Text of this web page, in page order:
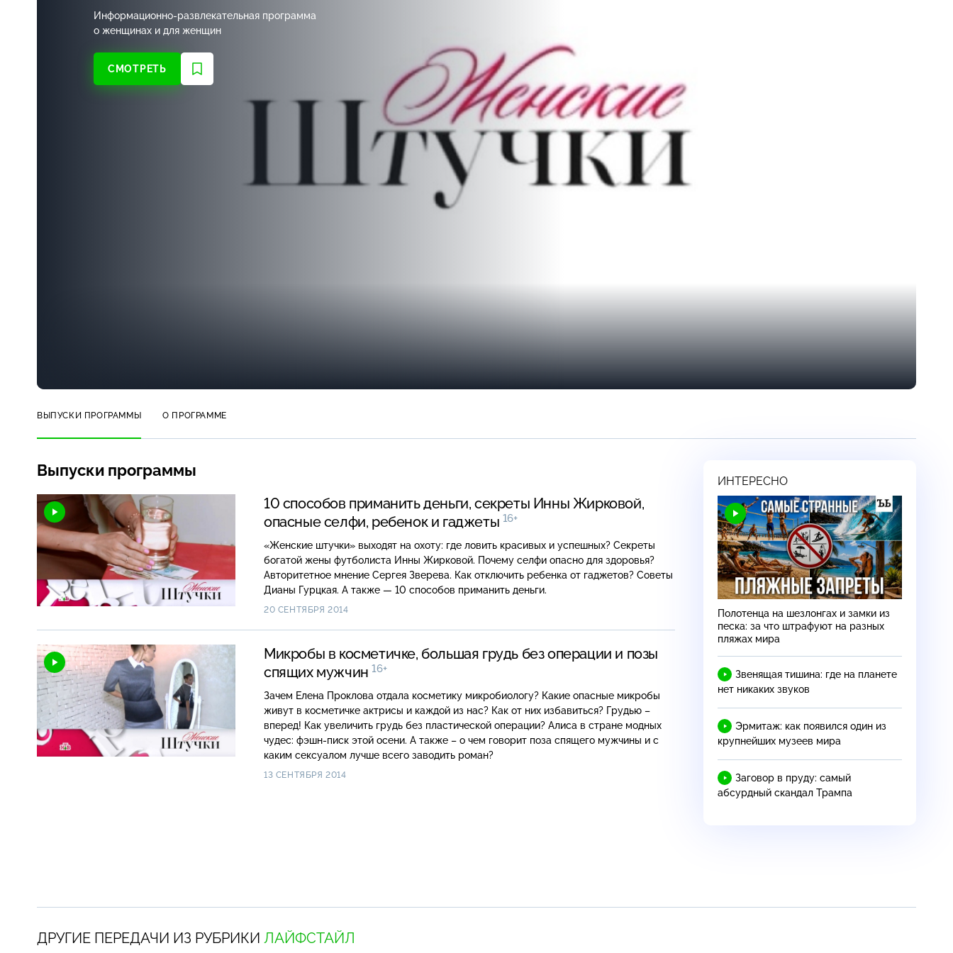
Информационно-развлекательная программа
о женщинах и для женщин
СМОТРЕТЬ
ВЫПУСКИ ПРОГРАММЫ О ПРОГРАММЕ
Выпуски программы
10 способов приманить деньги, секреты Инны Жирковой,
опасные селфи, ребенок и гаджеты 16+
«Женские штучки» выходят на охоту: где ловить красивых и успешных? Секреты
богатой жены футболиста Инны Жирковой. Почему селфи опасно для здоровья?
Авторитетное мнение Сергея Зверева. Как отключить ребенка от гаджетов? Советы
Дианы Гурцкая. А также — 10 способов приманить деньги.
20 СЕНТЯБРЯ 2014
Микробы в косметичке, большая грудь без операции и позы
спящих мужчин 16+
Зачем Елена Проклова отдала косметику микробиологу? Какие опасные микробы
живут в косметичке актрисы и каждой из нас? Как от них избавиться? Грудью –
вперед! Как увеличить грудь без пластической операции? Алиса в стране модных
чудес: фэшн-писк этой осени. А также – о чем говорит поза спящего мужчины и с
каким сексуалом лучше всего заводить роман?
13 СЕНТЯБРЯ 2014
ИНТЕРЕСНО
Полотенца на шезлонгах и замки из
песка: за что штрафуют на разных
пляжах мира
Звенящая тишина: где на планете
нет никаких звуков
Эрмитаж: как появился один из
крупнейших музеев мира
Заговор в пруду: самый
абсурдный скандал Трампа
ДРУГИЕ ПЕРЕДАЧИ ИЗ РУБРИКИ ЛАЙФСТАЙЛ